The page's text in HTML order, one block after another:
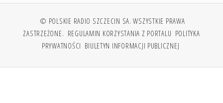
© POLSKIE RADIO SZCZECIN SA. WSZYSTKIE PRAWA
ZASTRZEŻONE. REGULAMIN KORZYSTANIA Z PORTALU POLITYKA
PRYWATNOŚCI BIULETYN INFORMACJI PUBLICZNEJ